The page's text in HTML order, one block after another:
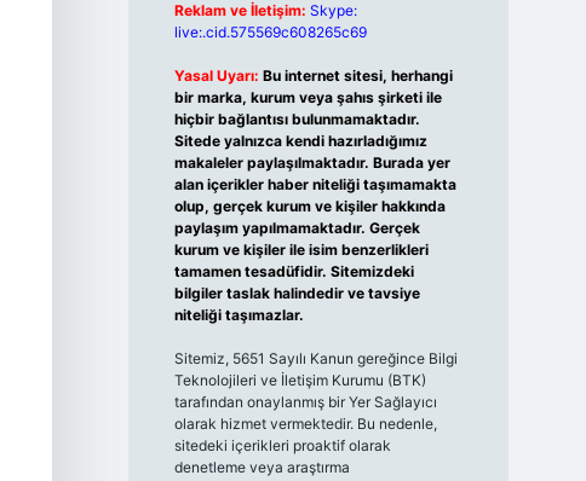
Reklam ve İletişim: Skype:
live:.cid.575569c608265c69
Yasal Uyarı: Bu internet sitesi, herhangi
bir marka, kurum veya şahıs şirketi ile
hiçbir bağlantısı bulunmamaktadır.
Sitede yalnızca kendi hazırladığımız
makaleler paylaşılmaktadır. Burada yer
alan içerikler haber niteliği taşımamakta
olup, gerçek kurum ve kişiler hakkında
paylaşım yapılmamaktadır. Gerçek
kurum ve kişiler ile isim benzerlikleri
tamamen tesadüfidir. Sitemizdeki
bilgiler taslak halindedir ve tavsiye
niteliği taşımazlar.
Sitemiz, 5651 Sayılı Kanun gereğince Bilgi
Teknolojileri ve İletişim Kurumu (BTK)
tarafından onaylanmış bir Yer Sağlayıcı
olarak hizmet vermektedir. Bu nedenle,
sitedeki içerikleri proaktif olarak
denetleme veya araştırma